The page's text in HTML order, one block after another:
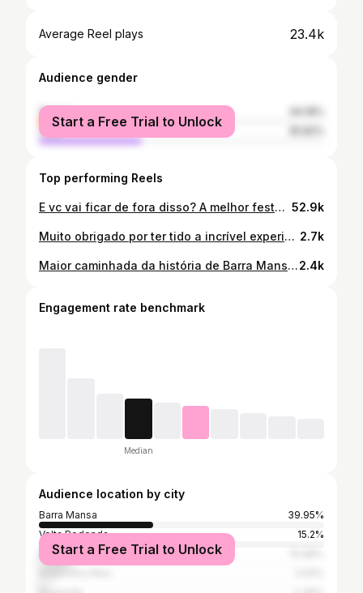
Average Reel plays 23.4k
Audience gender
female
male
Start a Free Trial to Unlock
Top performing Reels
E vc vai ficar de fora disso? A melhor festa da história de BM! Hoje vai ser monstro!! Só vem! @claudiocastrorj melhor governador da história! Te devemos tudo! @aureo.ribeiro vc é monstro! @gustavotutuca sem vc não seria assim! @jacksonemerickoficial se vira e vem hoje! @culturabarramansa equipe 10! @bra.vo_8 não erre! Tá tirando onda! 52.9k
Muito obrigado por ter tido a incrível experiência de ser prefeito da cidade que eu amo de paixão! 2.7k
Maior caminhada da história de Barra Mansa! Realmente emocionante! Obrigado pelo carinho com o nosso futuro prefeito! Furlani 22 é o mais preparado e Barra Mansa vai continuar avançando!2.4k
Engagement rate benchmark
Median
Audience location by city
Barra Mansa
39.95%
Volta Redonda
15.2%
Rio de Janeiro
Start a Free Trial to Unlock